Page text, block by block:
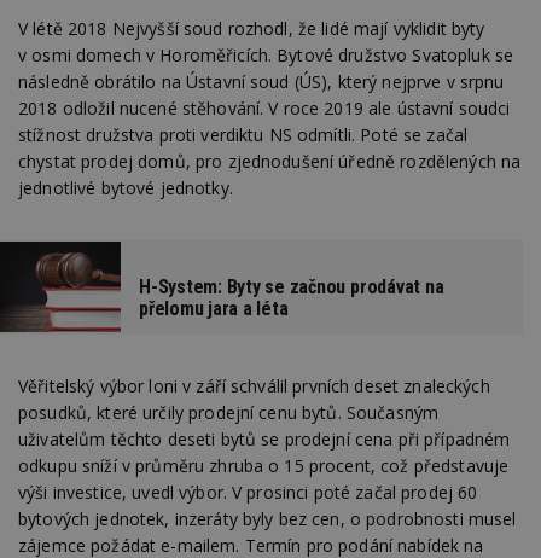
V létě 2018 Nejvyšší soud rozhodl, že lidé mají vyklidit byty
v osmi domech v Horoměřicích. Bytové družstvo Svatopluk se
následně obrátilo na Ústavní soud (ÚS), který nejprve v srpnu
2018 odložil nucené stěhování. V roce 2019 ale ústavní soudci
stížnost družstva proti verdiktu NS odmítli. Poté se začal
chystat prodej domů, pro zjednodušení úředně rozdělených na
jednotlivé bytové jednotky.
H-System: Byty se začnou prodávat na
přelomu jara a léta
Věřitelský výbor loni v září schválil prvních deset znaleckých
posudků, které určily prodejní cenu bytů. Současným
uživatelům těchto deseti bytů se prodejní cena při případném
odkupu sníží v průměru zhruba o 15 procent, což představuje
výši investice, uvedl výbor. V prosinci poté začal prodej 60
bytových jednotek, inzeráty byly bez cen, o podrobnosti musel
zájemce požádat e-mailem. Termín pro podání nabídek na